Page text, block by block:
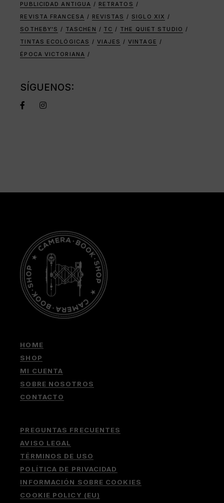
PUBLICIDAD ANTIGUA
RETRATOS
REVISTA FRANCESA
REVISTAS
SIGLO XIX
SOTHEBY'S
TASCHEN TC
THE QUIET STUDIO
TINTAS ECOLÓGICAS
VIAJES
VINTAGE
ÉPOCA VICTORIANA
SÍGUENOS:
HOME
SHOP
MI CUENTA
SOBRE NOSOTROS
CONTACTO
PREGUNTAS FRECUENTES
AVISO LEGAL
TÉRMINOS DE USO
POLÍTICA DE PRIVACIDAD
INFORMACIÓN SOBRE COOKIES
COOKIE POLICY (EU)